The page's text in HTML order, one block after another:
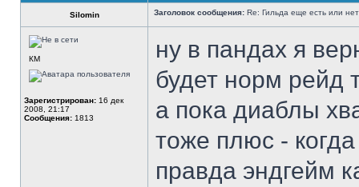
Silomin Заголовок сообщения: Re: Гильда еще есть или
КМ
Зарегистрирован: 16 дек
2008, 21:17
Сообщения: 1813
ну в пандах я
будет норм рейд
а пока диаблы
тоже плюс -
правда эндгейм